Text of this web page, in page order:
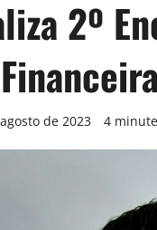
2º
de 2023 4